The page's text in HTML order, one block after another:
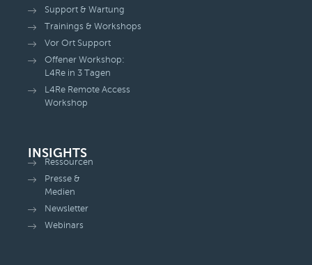
Support & Wartung
Trainings & Workshops
Vor Ort Support
Offener Workshop:
L4Re in 3 Tagen
L4Re Remote Access
Workshop
INSIGHTS
Ressourcen
Presse &
Medien
Newsletter
Webinars